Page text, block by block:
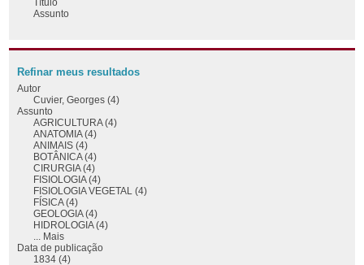
Assunto
Refinar meus resultados
Autor
Cuvier, Georges (4)
Assunto
AGRICULTURA (4)
ANATOMIA (4)
ANIMAIS (4)
BOTÂNICA (4)
CIRURGIA (4)
FISIOLOGIA (4)
FISIOLOGIA VEGETAL (4)
FÍSICA (4)
GEOLOGIA (4)
HIDROLOGIA (4)
... Mais
Data de publicação
1834 (4)